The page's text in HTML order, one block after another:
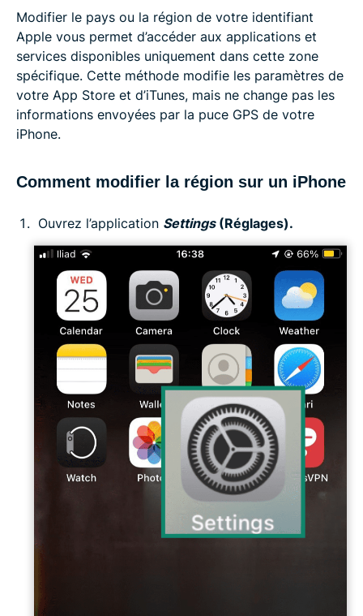
Modifier le pays ou la région de votre identifiant
Apple vous permet d’accéder aux applications et
services disponibles uniquement dans cette zone
spécifique. Cette méthode modifie les paramètres de
votre App Store et d’iTunes, mais ne change pas les
informations envoyées par la puce GPS de votre
iPhone.
Comment modifier la région sur un iPhone
Ouvrez l’application Settings(Réglages).